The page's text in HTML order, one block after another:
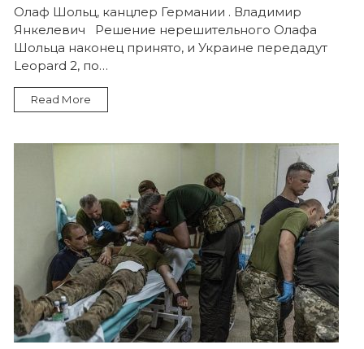
Танки
для
Украины
Олаф Шольц, канцлер Германии . Владимир
Янкелевич Решение нерешительного Олафа
Шольца наконец принято, и Украине передадут
Leopard 2, по…
Read More